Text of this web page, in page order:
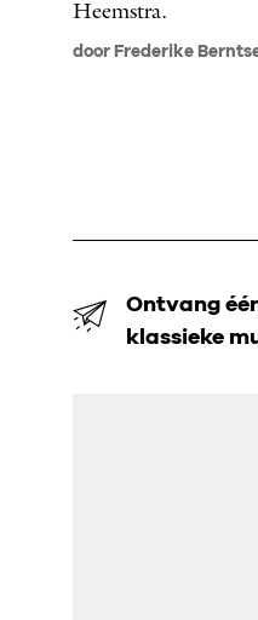
Heemstra.
door Frederike
Ontvang
klassieke